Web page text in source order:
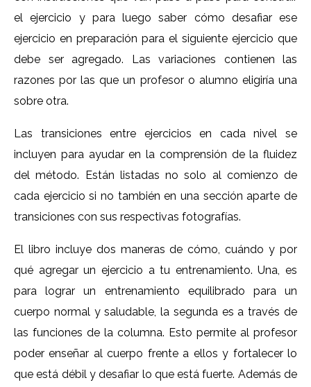
el ejercicio y para luego saber cómo desafiar ese
ejercicio en preparación para el siguiente ejercicio que
debe ser agregado. Las variaciones contienen las
razones por las que un profesor o alumno eligiría una
sobre otra.
Las transiciones entre ejercicios en cada nivel se
incluyen para ayudar en la comprensión de la fluidez
del método. Están listadas no solo al comienzo de
cada ejercicio si no también en una sección aparte de
transiciones con sus respectivas fotografías.
El libro incluye dos maneras de cómo, cuándo y por
qué agregar un ejercicio a tu entrenamiento. Una, es
para lograr un entrenamiento equilibrado para un
cuerpo normal y saludable, la segunda es a través de
las funciones de la columna. Esto permite al profesor
poder enseñar al cuerpo frente a ellos y fortalecer lo
que está débil y desafiar lo que está fuerte. Además de